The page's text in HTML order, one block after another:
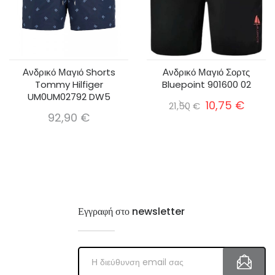
Ανδρικό Μαγιό Shorts
Tommy Hilfiger
UM0UM02792 DW5
92,90 €
Ανδρικό Μαγιό Σορτς
Bluepoint 901600 02
21,50 € 10,75 €
Εγγραφή στο newsletter